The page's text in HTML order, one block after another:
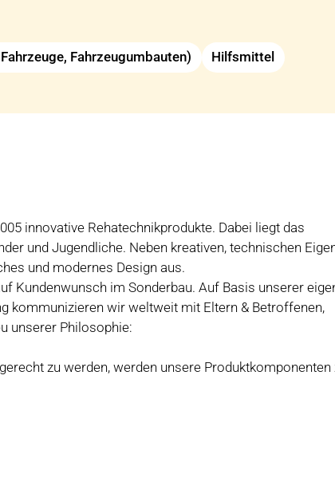
Fahrzeugumbauten) Hilfsmittel
innovative Rehatechnikprodukte. Dabei liegt das
und Jugendliche. Neben kreativen, technischen
und modernes Design aus.
Kundenwunsch im Sonderbau. Auf Basis unserer
kommunizieren wir weltweit mit Eltern & Betroffenen,
unserer Philosophie:
zu werden, werden unsere Produktkomponenten